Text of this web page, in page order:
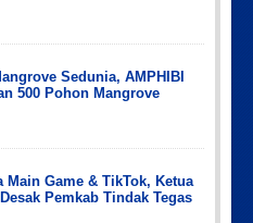
Sedunia, AMPHIBI
500 Pohon Mangrove
Main Game & TikTok, Ketua
Pemkab Tindak Tegas